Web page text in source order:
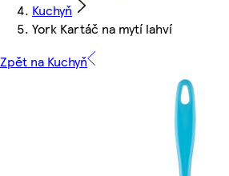
Kuchyň
York Kartáč na mytí lahví
Zpět na Kuchyň